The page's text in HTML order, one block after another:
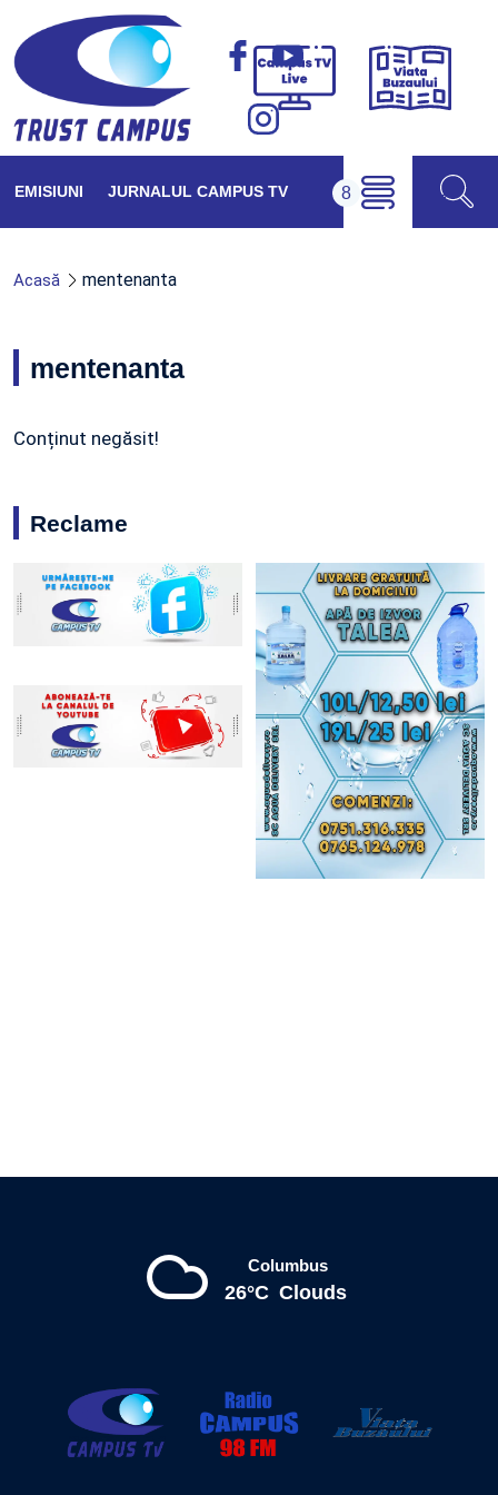
Campus
Viața
EMISIUNI JURNALUL CAMPUS TV
Acasă mentenanta
mentenanta
Conținut negăsit!
Reclame
Columbus
26°C Clouds